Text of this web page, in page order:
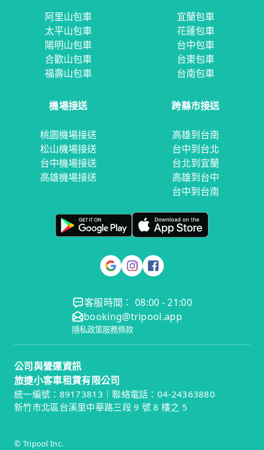
阿里山包車
太平山包車
陽明山包車
合歡山包車
福壽山包車
宜蘭包車
花蓮包車
台中包車
台東包車
台南包車
機場接送
桃園機場接送
松山機場接送
台中機場接送
高雄機場接送
跨縣市接送
高雄到台南
台中到台北
台北到宜蘭
高雄到台中
台中到台南
客服時間： 08:00 - 21:00
booking@tripool.app
隱私政策服務條款
公司與營運資訊
旅捷小客車租賃有限公司
統一編號：89173813｜聯絡電話：04-24363880
新竹市北區台溪里中華路三段 9 號 8 樓之 5
© Tripool Inc.